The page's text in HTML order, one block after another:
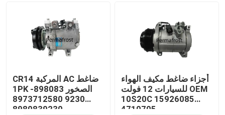
CR14 المركبة AC ضاغط
1PK الصخور 898083-
9230 8973712580
8980839230
أجزاء ضاغط مكيف الهواء
للسيارات 12 فولت OEM
10S20C 15926085
4710705